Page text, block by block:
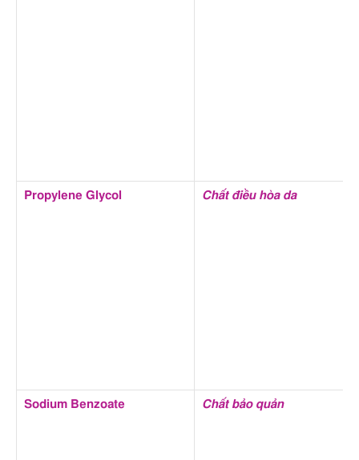
Propylene Glycol Chất điều hòa da
Sodium Benzoate Chất bảo quản